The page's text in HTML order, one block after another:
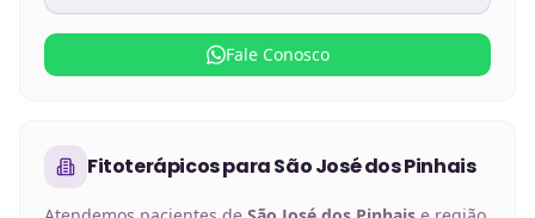
Fale Conosco
FitoterápicosparaSão José dos Pinhais